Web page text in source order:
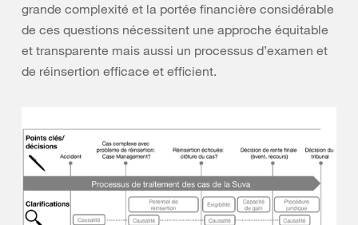
grande complexité et la portée financière considérable
de ces questions nécessitent une approche équitable
et transparente mais aussi un processus d’examen et
de réinsertion efficace et efficient.